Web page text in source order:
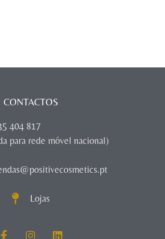
CONTACTOS
404 817
para rede móvel nacional)
Lojas